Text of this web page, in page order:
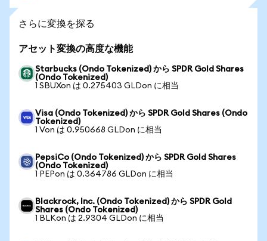
さらに変換を探る
アセット変換の高度な機能
Starbucks (Ondo Tokenized) から SPDR Gold Shares
(Ondo Tokenized)
1 SBUXon は 0.275403 GLDon に相当
Visa (Ondo Tokenized) から SPDR Gold Shares (Ondo
Tokenized)
1 Von は 0.950668 GLDon に相当
PepsiCo (Ondo Tokenized) から SPDR Gold Shares
(Ondo Tokenized)
1 PEPon は 0.364786 GLDon に相当
Blackrock, Inc. (Ondo Tokenized) から SPDR Gold
Shares (Ondo Tokenized)
1 BLKon は 2.9304 GLDon に相当